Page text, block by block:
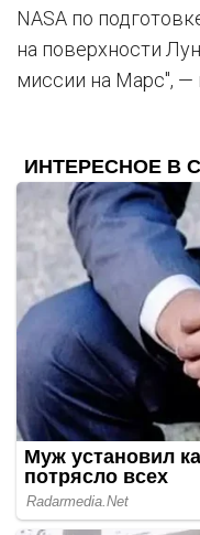
NASA по
на поверхности
миссии на Марс", —